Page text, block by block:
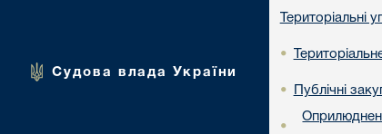
Судова влада України
Територіальні
•
• Публічні
•